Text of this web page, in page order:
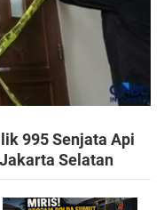
995 Senjata Api
Selatan